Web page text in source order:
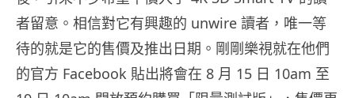
者留意。相信對它有興趣的 unwire 讀者，唯一等
待的就是它的售價及推出日期。剛剛樂視就在他們
的官方 Facebook 貼出將會在 8 月 15 日 10am 至